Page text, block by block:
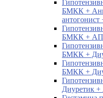
БМКК +
БМКК +
БМКК +
БМКК +
Диуретик